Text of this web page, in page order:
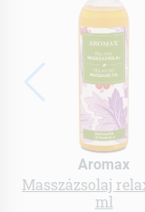
Aromax
Masszázsolaj
ml